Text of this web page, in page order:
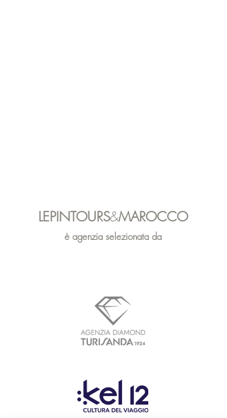
LEPINTOURS&MAROCCO
è agenzia selezionata da